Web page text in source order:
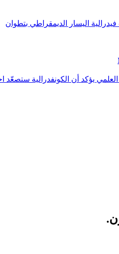
اليسار الديمقراطي بتطوان
يؤكد أن الكونفدرالية ستصعّد